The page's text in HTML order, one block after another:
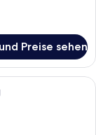
Preise sehen
mit einem großen